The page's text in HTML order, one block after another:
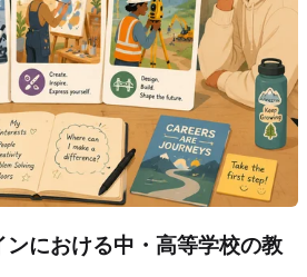
における中・高等学校の教